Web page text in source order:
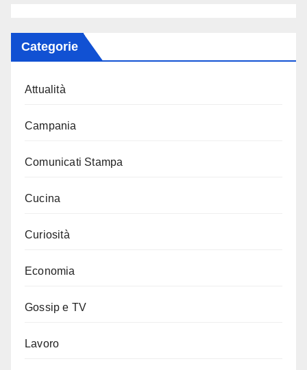
Categorie
Attualità
Campania
Comunicati Stampa
Cucina
Curiosità
Economia
Gossip e TV
Lavoro